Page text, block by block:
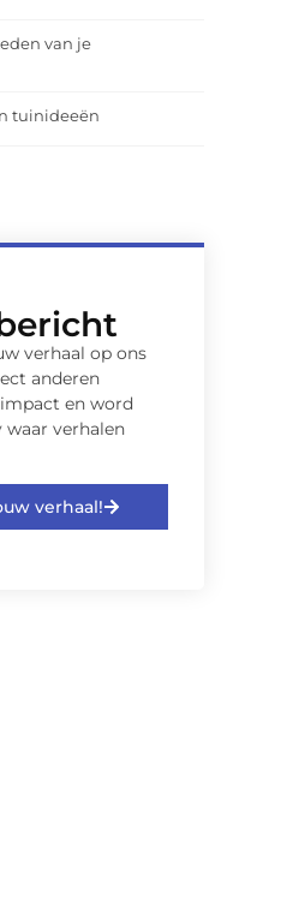
van je
tuinideeën
verhaal op ons
anderen
en word
verhalen
verhaal!